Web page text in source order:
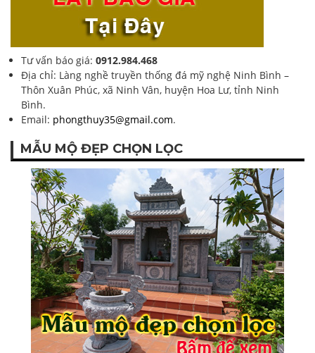
Tư vấn báo giá: 0912.984.468
Địa chỉ: Làng nghề truyền thống đá mỹ nghệ Ninh Bình –
Thôn Xuân Phúc, xã Ninh Vân, huyện Hoa Lư, tỉnh Ninh
Bình.
Email: phongthuy35@gmail.com.
MẪU MỘ ĐẸP CHỌN LỌC